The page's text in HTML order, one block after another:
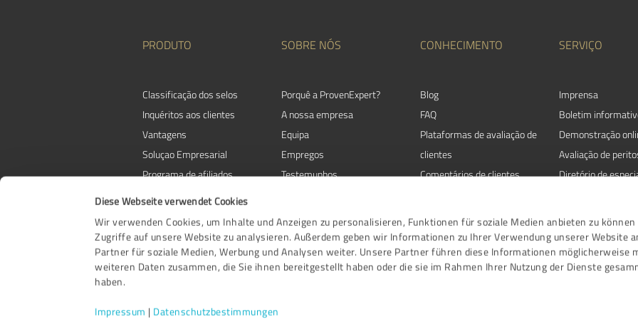
Diese Webseite verwendet Cookies
Wir verwenden Cookies, um Inhalte und Anzeigen zu personalisieren, Funktionen für soziale Medien anbieten zu können
Zugriffe auf unsere Website zu analysieren. Außerdem geben wir Informationen zu Ihrer Verwendung unserer Website
Partner für soziale Medien, Werbung und Analysen weiter. Unsere Partner führen diese Informationen möglicherweise
weiteren Daten zusammen, die Sie ihnen bereitgestellt haben oder die sie im Rahmen Ihrer Nutzung der Dienste
haben.
Impressum | Datenschutzbestimmungen
PRODUTO
Classificação dos selos
Inquéritos aos clientes
Vantagens
Soluçao Empresarial
Programa de afiliados
Prémios
SOBRE NÓS
Porquê a ProvenExpert?
A nossa empresa
Equipa
Empregos
Testemunhos
CONHECIMENTO
Blog
FAQ
Plataformas de avaliação de
clientes
Comentários de clientes
Eventos
SERVIÇO
Imprensa
Boletim
Demonstração
Avaliação de
Diretório de